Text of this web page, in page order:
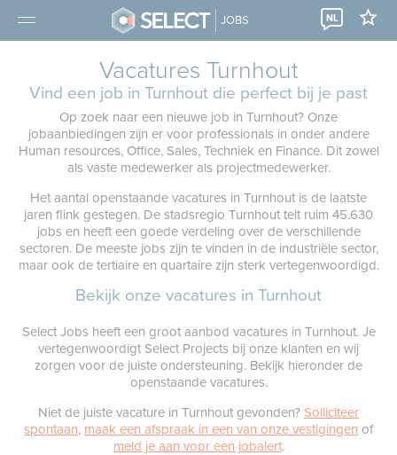
JOBS NL
Vacatures Turnhout
Vind een job in Turnhout die perfect bij je past
Op zoek naar een nieuwe job in Turnhout? Onze
jobaanbiedingen zijn er voor professionals in onder andere
Human resources, Office, Sales, Techniek en Finance. Dit zowel
als vaste medewerker als projectmedewerker.
Het aantal openstaande vacatures in Turnhout is de laatste
jaren flink gestegen. De stadsregio Turnhout telt ruim 45.630
jobs en heeft een goede verdeling over de verschillende
sectoren. De meeste jobs zijn te vinden in de industriële sector,
maar ook de tertiaire en quartaire zijn sterk vertegenwoordigd.
Bekijk onze vacatures in Turnhout
Select Jobs heeft een groot aanbod vacatures in Turnhout. Je
vertegenwoordigt Select Projects bij onze klanten en wij
zorgen voor de juiste ondersteuning. Bekijk hieronder de
openstaande vacatures.
Niet de juiste vacature in Turnhout gevonden? Solliciteer
spontaan, maak een afspraak in een van onze vestigingen of
meld je aan voor een jobalert.